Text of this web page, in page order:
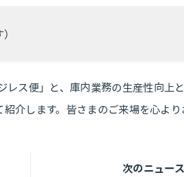
レス便」と、庫内業務の生産性向上
介します。皆さまのご来場を心よ
次のニュース